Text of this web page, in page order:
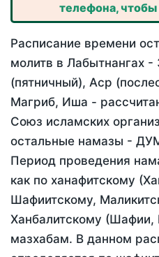
телефона, чтобы
Расписание времени
молитв в Лабытнангах
(пятничный), Аср
Магриб, Иша -
Союз исламских
остальные намазы -
Период проведения
как по ханафитскому
Шафиитскому,
Ханбалитскому (Шафии,
мазхабам. В данном